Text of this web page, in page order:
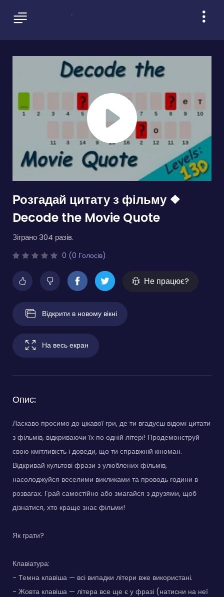
Розгадай цитату з фільму ❖
Decode the Movie Quote
Зіграно 304 разів.
0 (0 Голосів)
Не працює?
Відкрити в новому вікні
На весь екран
Опис:
Ласкаво просимо до цікавої гри, де ти вгадуєш відомі цитати
з фільмів, відкриваючи їх по одній літері! Продемонструй
свою кмітливість і доведи, що ти справжній кіноман.
Відкривай культові фрази з улюблених фільмів,
насолоджуйся веселими викликами та проводь години в
розвагах. Грай самостійно або змагайся з друзями, щоб
дізнатися, хто краще знає фільми!
Як грати?
Клавіатура:
- Темна клавіша — всі випадки літери вже використані.
- Жовта клавіша — літера все ще є у фразі (натисни на неї